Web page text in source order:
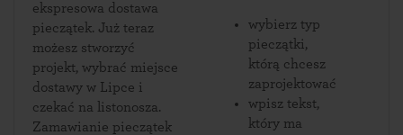
ekspresowa dostawa
pieczątek. Już teraz
możesz stworzyć
projekt, wybrać miejsce
dostawy w Lipce i
czekać na listonosza.
Zamawianie pieczątek
wybierz typ
pieczątki,
którą chcesz
zaprojektować
wpisz tekst,
który ma